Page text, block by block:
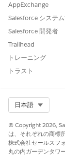
AppExchange
Salesforce システ
Salesforce 開発者
Trailhead
トレーニング
トラスト
日本語
© Copyright 2026,
は、それぞれの商標
株式会社セールスフ
丸の内ガーデンタワ